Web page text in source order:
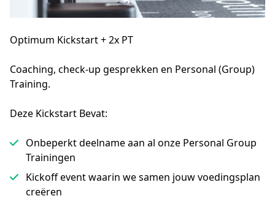
Optimum Kickstart + 2x PT
Coaching, check-up gesprekken en Personal (Group)
Training.
Deze Kickstart Bevat:
Onbeperkt deelname aan al onze Personal Group
Trainingen
Kickoff event waarin we samen jouw voedingsplan
creëren